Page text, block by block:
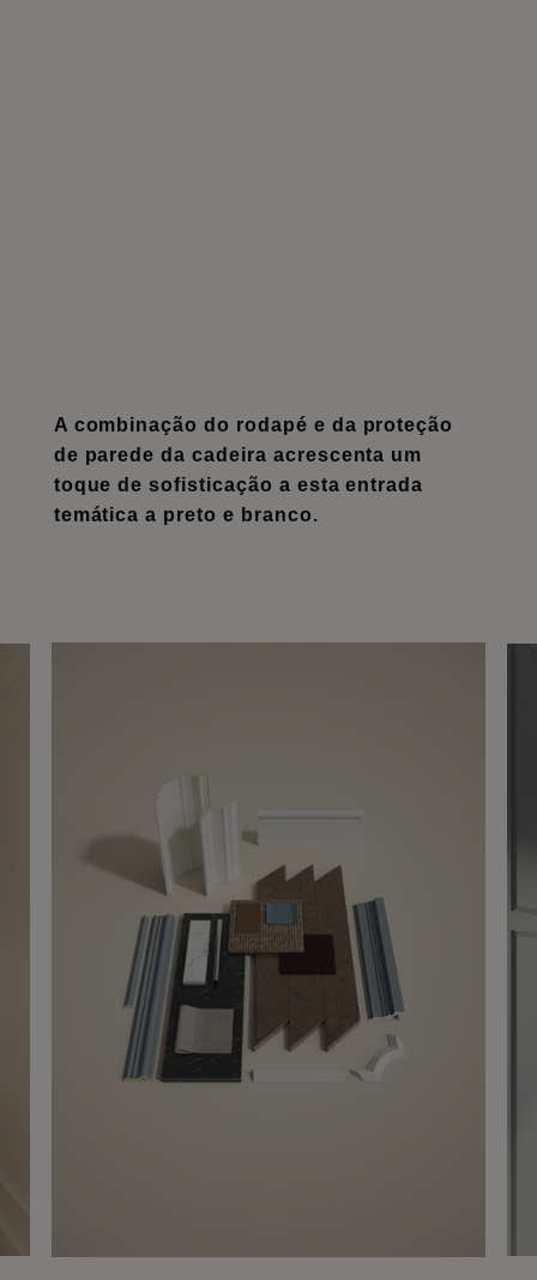
A combinação do rodapé e da proteção
de parede da cadeira acrescenta um
toque de sofisticação a esta entrada
temática a preto e branco.